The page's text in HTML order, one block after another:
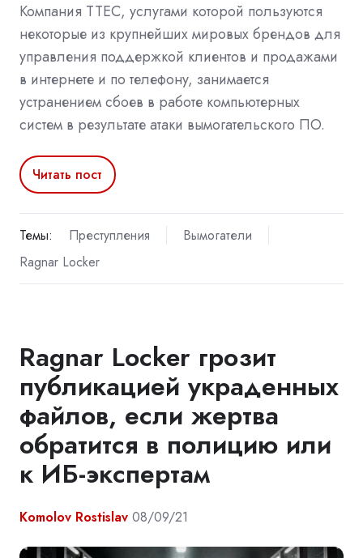
Компания TTEC, услугами которой пользуются
некоторые из крупнейших мировых брендов для
управления поддержкой клиентов и продажами
в интернете и по телефону, занимается
устранением сбоев в работе компьютерных
систем в результате атаки вымогательского ПО.
Читать пост
Темы: Преступления
Вымогатели
Ragnar Locker
Ragnar Locker грозит
публикацией украденных
файлов, если жертва
обратится в полицию или
к ИБ-экспертам
Komolov Rostislav 08/09/21